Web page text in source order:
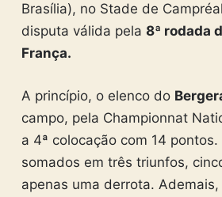
Brasília), no Stade de
disputa válida pela 8ª rodada
França.
A princípio, o elenco do
campo, pela Championnat
a 4ª colocação com 14 pontos.
somados em três triunfos,
apenas uma derrota.